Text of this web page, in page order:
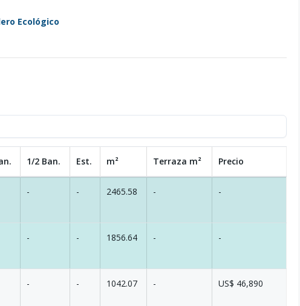
Ecológico
1/2 Ban. Est. m² Terraza m² Precio
- - 2465.58 - -
- - 1856.64 - -
- - 1042.07 - US$ 46,890